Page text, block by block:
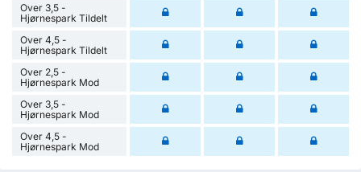
Over 3,5 -
Hjørnespark Tildelt
Over 4,5 -
Hjørnespark Tildelt
Over 2,5 -
Hjørnespark Mod
Over 3,5 -
Hjørnespark Mod
Over 4,5 -
Hjørnespark Mod